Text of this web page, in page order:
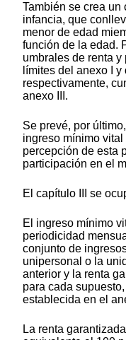
También se crea un
infancia, que
menor de edad
función de la edad.
umbrales de renta
límites del anexo I
respectivamente,
anexo III.
Se prevé, por
ingreso mínimo
percepción de esta
participación en el
El capítulo III se
El ingreso mínimo
periodicidad
conjunto de
unipersonal o la
anterior y la renta
para cada
establecida en el
La renta